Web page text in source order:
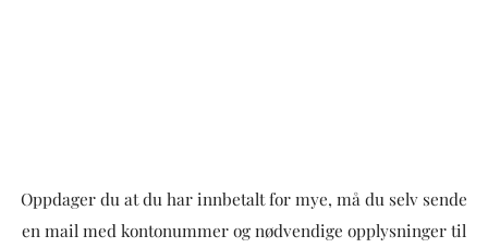
Oppdager du at du har innbetalt for mye, må du selv sende
en mail med kontonummer og nødvendige opplysninger til